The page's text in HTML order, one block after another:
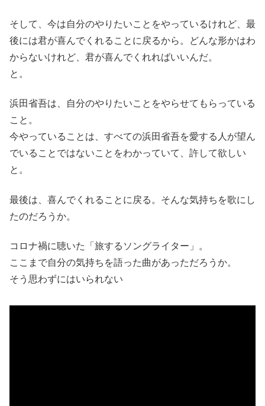
そして、今は自分のやりたいことをやっているけれど、最
後には君が喜んでくれることに戻るから。どんな形かはわ
からないけれど、君が喜んでくれればいいんだ。
と。
浜田省吾は、自分のやりたいことをやらせてもらっている
こと。
今やっていることは、すべての浜田省吾を愛する人が望ん
でいることではないことをわかっていて、許して欲しい
と。
最後は、喜んでくれることに戻る。そんな気持ちを歌にし
たのだろうか。
コロナ禍に聴いた「旅するソングライター」。
ここまで自分の気持ちを語った曲があっただろうか。
そう思わずにはいられない